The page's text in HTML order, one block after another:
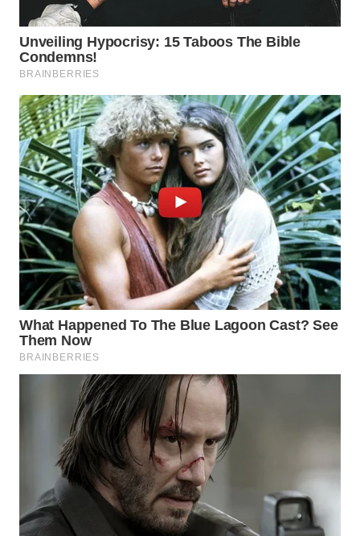
WN
LIKUPANG
LABUANBAJO
WN
BORNEO
Wahana
Media
Group
WAHANA
NEWS
WAHANA
TANI
ADVOKAT
WAHANA
INFRASTRUKTUR
WAHANA
KONSUMEN